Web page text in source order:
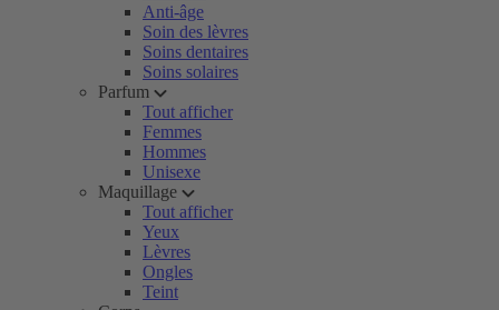
Anti-âge
Soin des lèvres
Soins dentaires
Soins solaires
Parfum
Tout afficher
Femmes
Hommes
Unisexe
Maquillage
Tout afficher
Yeux
Lèvres
Ongles
Teint